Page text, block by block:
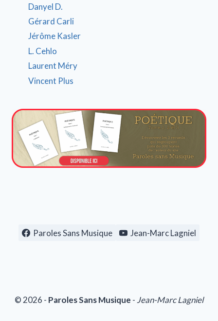
Danyel D.
Gérard Carli
Jérôme Kasler
L. Cehlo
Laurent Méry
Vincent Plus
Paroles Sans Musique Jean-Marc Lagniel
© 2026 - Paroles Sans Musique - Jean-Marc Lagniel